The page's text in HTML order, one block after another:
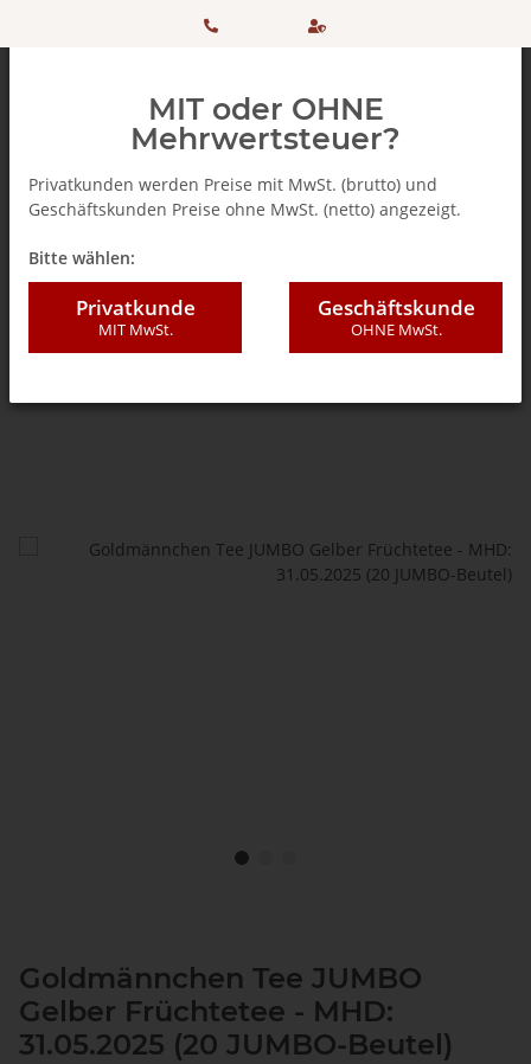
+ 49
506 98
einkaufen
SSL
Goldmännchen Tee JUMBO
Gelber Früchtetee - MHD:
31.05.2025 (20 JUMBO-Beutel)
MIT oder OHNE
Mehrwertsteuer?
Privatkunden werden Preise mit MwSt. (brutto) und
Geschäftskunden Preise ohne MwSt. (netto) angezeigt.
Bitte wählen:
Privatkunde
MIT MwSt.
Geschäftskunde
OHNE MwSt.